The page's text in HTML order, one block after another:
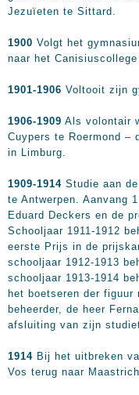
Jezuïeten te Sittard.
1900 Volgt het
naar het
1901-1906 Voltooit zijn
1906-1909 Als volontair
Cuypers te Roermond –
in Limburg.
1909-1914 Studie aan
te Antwerpen. Aanvang
Eduard Deckers en de
Schooljaar 1911-1912
eerste Prijs in de
schooljaar 1912-1913
schooljaar 1913-1914
het boetseren der figuur
beheerder, de heer
afsluiting van zijn
1914 Bij het uitbreken
Vos terug naar